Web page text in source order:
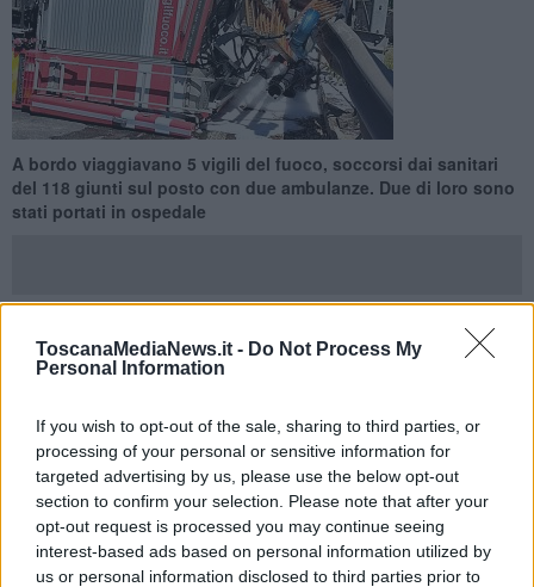
ToscanaMediaNews.it - Do Not Process My
Personal Information
If you wish to opt-out of the sale, sharing to third parties, or
processing of your personal or sensitive information for
targeted advertising by us, please use the below opt-out
section to confirm your selection. Please note that after your
opt-out request is processed you may continue seeing
interest-based ads based on personal information utilized by
us or personal information disclosed to third parties prior to
A bordo viaggiavano 5 vigili del fuoco, soccorsi dai sanitari
del 118 giunti sul posto con due ambulanze. Due di loro sono
stati portati in ospedale
PIOMBINO —Brutto incidente a Piombino dove, per cause in corso
L'incidente è avvenuto intorno alle 14 di oggi, sabato 25 Aprile,
all'altezza di una rotatoria. Sul posto sono intervenuti i sanitari del
118 con due ambulanze della Pubblica Assistenza di Piombino, una
con a bordo un medico l'altra con a bordo un infermiere.